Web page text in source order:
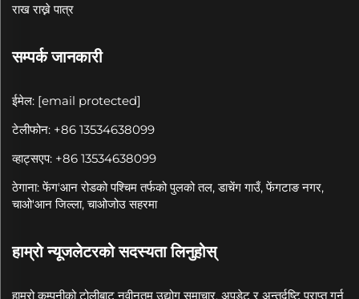
राख राख्ने पात्र
सम्पर्क जानकारी
ईमेल: [email protected]
टेलीफोन: +86 13534638099
व्हाट्सएप: +86 13534638099
ठेगाना: फेंग'आन रोडको पश्चिम तर्फको पुलको तल, डाचेंग गाउँ, फेंगटाङ नगर,
चाओ'आन जिल्ला, चाओजोउ सहरमा
हाम्रो न्यूजलेटरको सदस्यता लिनुहोस्
हाम्रो कम्पनीको टोलीबाट नवीनतम उद्योग समाचार, अपडेट र अन्तर्दृष्टि प्राप्त गर्न